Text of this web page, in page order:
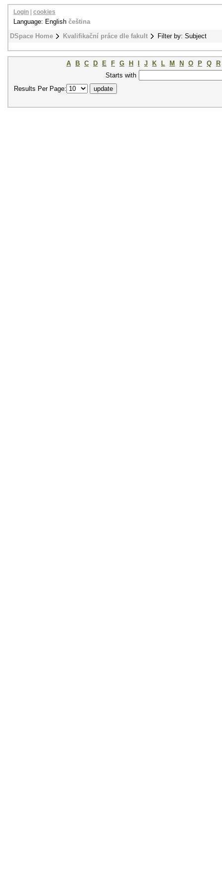
DSpace Home Kvalifikační práce dle fakult Filter by: Subject
Login cookies
Language: English čeština
A B C D E F G H J K L M N O P Q
R
Starts with
Results Per Page: